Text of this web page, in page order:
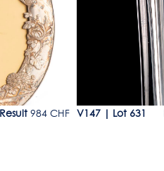
Result 984 CHF V147 Lot 631